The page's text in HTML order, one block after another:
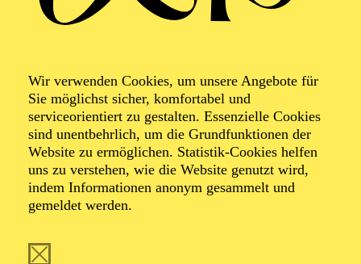
Wir verwenden Cookies, um unsere Angebote für
Sie möglichst sicher, komfortabel und
serviceorientiert zu gestalten. Essenzielle Cookies
sind unentbehrlich, um die Grundfunktionen der
Website zu ermöglichen. Statistik-Cookies helfen
uns zu verstehen, wie die Website genutzt wird,
indem Informationen anonym gesammelt und
gemeldet werden.
Alfried Krupp Saal
Veranstalter: Theater-, Konzert- u. Gastspieldirektion OTTO
HOFNER GMBH
TICKETS
55,20 52,70€
Die Veranstaltung ist vom Angebot der TUPcard ausgeschlossen.
Samstag